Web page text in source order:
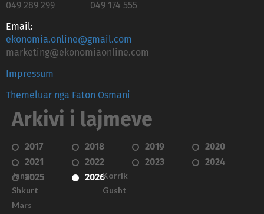
049 289 299
049 174 555
Email:
ekonomia.online@gmail.com
marketing@ekonomiaonline.com
Impressum
Themeluar nga Faton Osmani
Arkivi i lajmeve
2017 2018 2019
2020
2021
2022 2023
2024
2025
2026
Janar
Shkurt
Mars
Korrik
Gusht